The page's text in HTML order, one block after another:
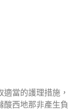
當的護理措施，
酸西地那非產生負